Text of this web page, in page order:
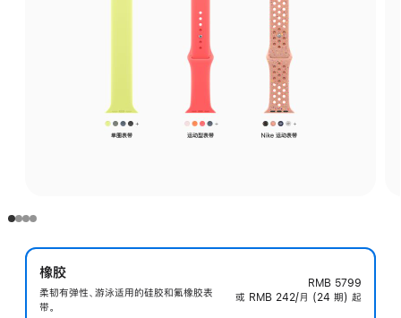
橡胶
柔韧有弹性、游泳适用的硅胶和氟橡胶表
带。
RMB 5799
或 RMB 242/月 (24 期) 起